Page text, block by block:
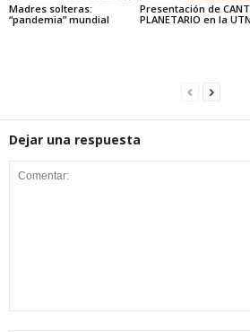
Madres solteras:
“pandemia” mundial
Presentación de
PLANETARIO en la UTN
Dejar una respuesta